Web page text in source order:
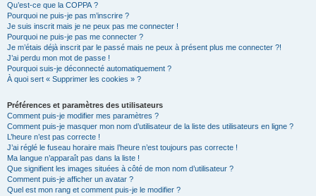
Qu’est-ce que la COPPA ?
Pourquoi ne puis-je pas m’inscrire ?
Je suis inscrit mais je ne peux pas me connecter !
Pourquoi ne puis-je pas me connecter ?
Je m’étais déjà inscrit par le passé mais ne peux à présent plus me connecter ?!
J’ai perdu mon mot de passe !
Pourquoi suis-je déconnecté automatiquement ?
À quoi sert « Supprimer les cookies » ?
Préférences et paramètres des utilisateurs
Comment puis-je modifier mes paramètres ?
Comment puis-je masquer mon nom d’utilisateur de la liste des utilisateurs en ligne ?
L’heure n’est pas correcte !
J’ai réglé le fuseau horaire mais l’heure n’est toujours pas correcte !
Ma langue n’apparaît pas dans la liste !
Que signifient les images situées à côté de mon nom d’utilisateur ?
Comment puis-je afficher un avatar ?
Quel est mon rang et comment puis-je le modifier ?